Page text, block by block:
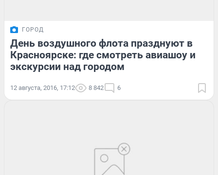
ГОРОД
День воздушного флота празднуют в
Красноярске: где смотреть авиашоу и
экскурсии над городом
12 августа, 2016, 17:12 8 842 6